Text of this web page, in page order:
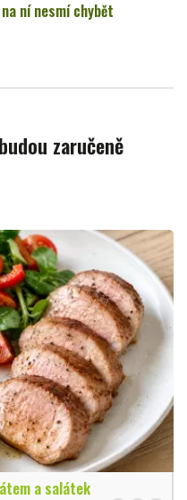
ní nesmí chybět
zaručeně
a salátek